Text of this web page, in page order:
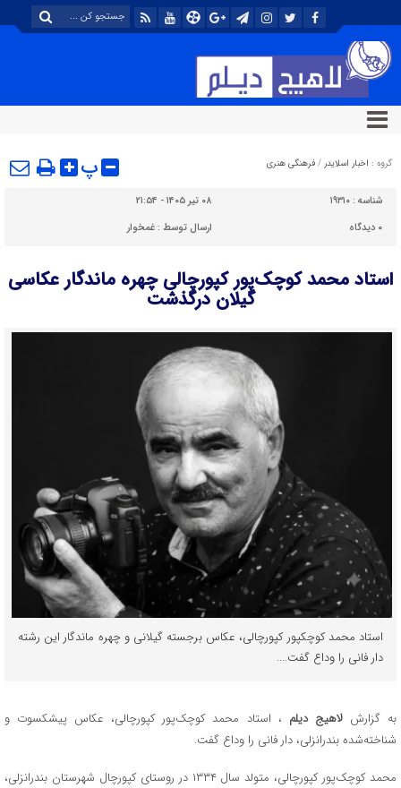
گروه : اخبار اسلایدر / فرهنگی هنری پ
شناسه : ۱۹۳۱۰
۰۸ تیر ۱۴۰۵ - ۲۱:۵۴
۰ دیدگاه ارسال توسط :غمخوار
استاد محمد کوچک‌پور کپورچالی چهره ماندگار عکاسی
گیلان درگذشت
استاد محمد کوچکپور کپورچالی، عکاس برجسته گیلانی و چهره ماندگار این رشته
دار فانی را وداع گفت....
به گزارشلاهیج دیلم ، استاد محمد کوچک‌پور کپورچالی، عکاس پیشکسوت و
شناخته‌شده بندرانزلی، دار فانی را وداع گفت.
محمد کوچک‌پور کپورچالی، متولد سال ۱۳۳۴ در روستای کپورچال شهرستان بندرانزلی،